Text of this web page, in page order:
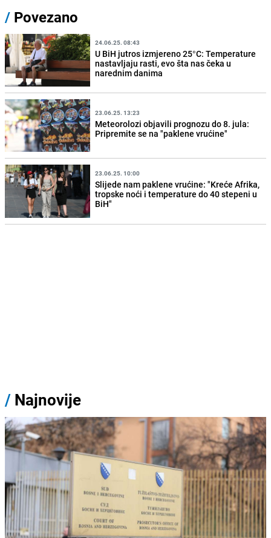
/ Povezano
24.06.25. 08:43
U BiH jutros izmjereno 25°C: Temperature
nastavljaju rasti, evo šta nas čeka u
narednim danima
23.06.25. 13:23
Meteorolozi objavili prognozu do 8. jula:
Pripremite se na "paklene vrućine"
23.06.25. 10:00
Slijede nam paklene vrućine: "Kreće Afrika,
tropske noći i temperature do 40 stepeni u
BiH"
/ Najnovije